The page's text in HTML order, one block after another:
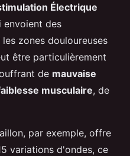
Électrique
envoient des
zones douloureuses
être particulièrement
de mauvaise
musculaire, de
par exemple, offre
variations d'ondes, ce